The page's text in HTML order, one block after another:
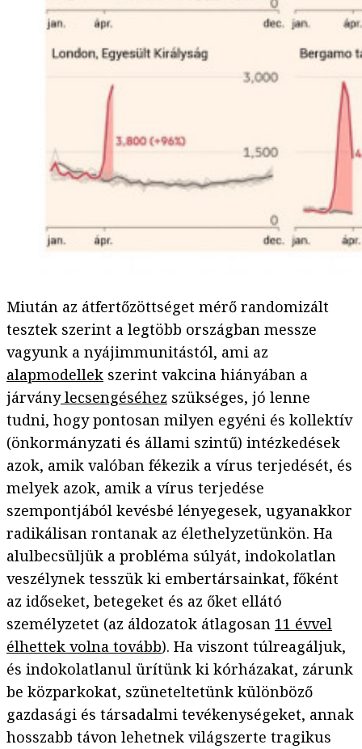
Miután az átfertőzöttséget mérő randomizált
tesztek szerint a legtöbb országban messze
vagyunk a nyájimmunitástól, ami az
alapmodellek szerint vakcina hiányában a
járványlecsengéséhez szükséges, jó lenne
tudni, hogy pontosan milyen egyéni és kollektív
(önkormányzati és állami szintű) intézkedések
azok, amik valóban fékezik a vírus terjedését, és
melyek azok, amik a vírus terjedése
szempontjából kevésbé lényegesek, ugyanakkor
radikálisan rontanak az élethelyzetünkön. Ha
alulbecsüljük a probléma súlyát, indokolatlan
veszélynek tesszük ki embertársainkat, főként
az időseket, betegeket és az őket ellátó
személyzetet (az áldozatok átlagosan 11 évvel
élhettek volna tovább). Ha viszont túlreagáljuk,
és indokolatlanul ürítünk ki kórházakat, zárunk
be közparkokat, szüneteltetünk különböző
gazdasági és társadalmi tevékenységeket, annak
hosszabb távon lehetnek világszerte tragikus